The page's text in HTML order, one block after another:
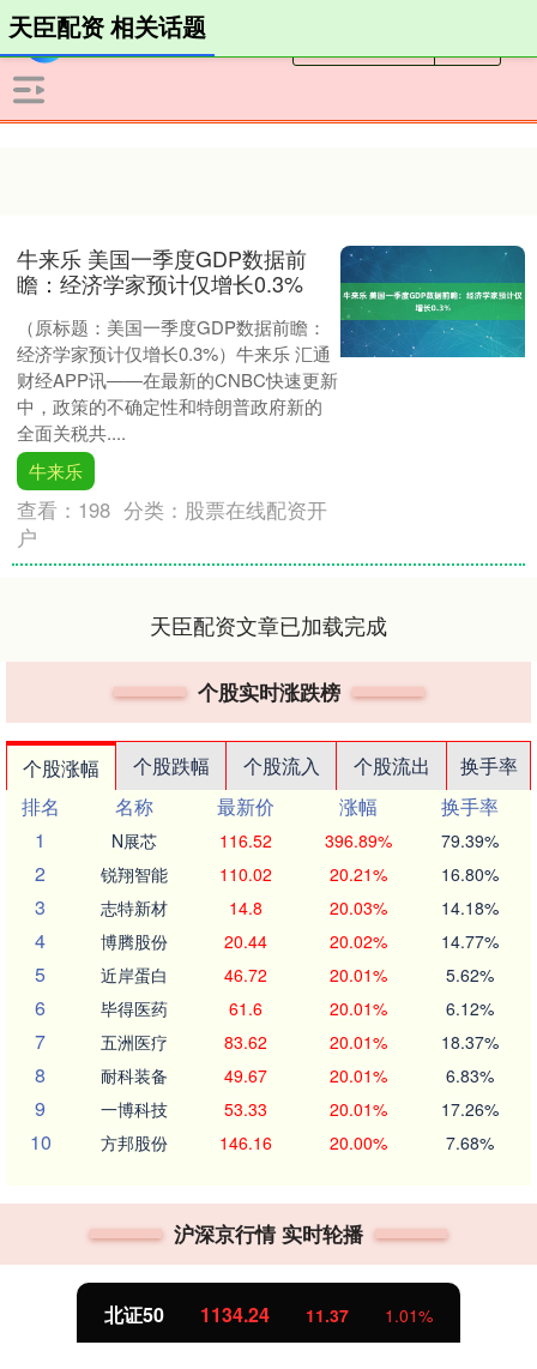
天臣配资 相关话题
牛来乐 美国一季度GDP数据前
瞻：经济学家预计仅增长0.3%
（原标题：美国一季度GDP数据前瞻：
经济学家预计仅增长0.3%）牛来乐 汇通
财经APP讯——在最新的CNBC快速更新
中，政策的不确定性和特朗普政府新的
全面关税共....
牛来乐
查看： 198 分类： 股票在线配资开
户
天臣配资文章已加载完成
个股实时涨跌榜
个股涨幅 个股跌幅 个股流入 个股流出
换手率
排名
名称 最新价 涨幅
换手率
1
N展芯 116.52 396.89% 79.39%
2 锐翔智能 110.02 20.21% 16.80%
3 志特新材 14.8 20.03% 14.18%
4 博腾股份 20.44 20.02% 14.77%
5 近岸蛋白 46.72 20.01% 5.62%
6 毕得医药 61.6 20.01% 6.12%
7 五洲医疗 83.62 20.01% 18.37%
8 耐科装备 49.67 20.01% 6.83%
9 一博科技 53.33 20.01% 17.26%
10 方邦股份 146.16 20.00% 7.68%
沪深京行情 实时轮播
北证50 1134.24 11.37 1.01%